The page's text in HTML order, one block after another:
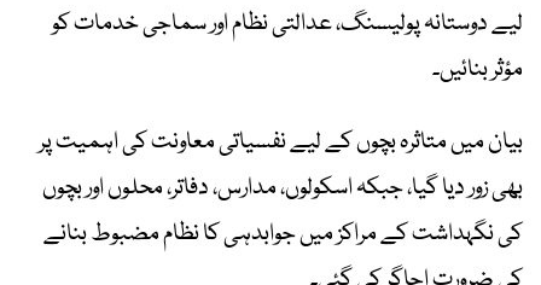
لیے دوستانہ پولیسنگ، عدالتی نظام اور سماجی خدمات کو
مؤثر بنائیں۔
بیان میں متاثرہ بچوں کے لیے نفسیاتی معاونت کی اہمیت پر
بھی زور دیا گیا، جبکہ اسکولوں، مدارس، دفاتر، محلوں اور بچوں
کی نگہداشت کے مراکز میں جوابدہی کا نظام مضبوط بنانے